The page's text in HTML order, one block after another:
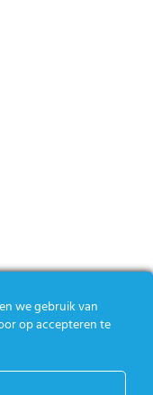
we gebruik van
op accepteren te